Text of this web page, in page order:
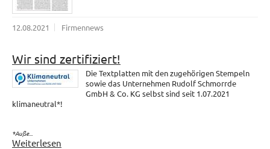
12.08.2021 Firmennews
Wir sind zertifiziert!
Die Textplatten mit den zugehörigen Stempeln
sowie das Unternehmen Rudolf Schmorrde
GmbH & Co. KG selbst sind seit 1.07.2021
klimaneutral*!
*Auße...
Weiterlesen